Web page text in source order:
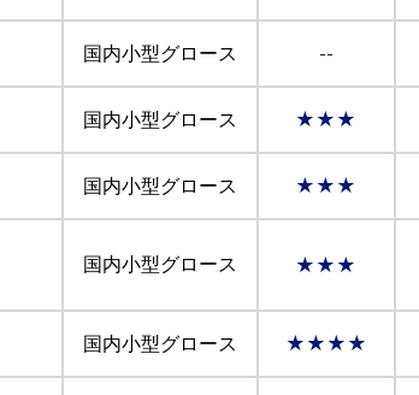
国内小型グロース --
国内小型グロース ★★★
国内小型グロース ★★★
国内小型グロース ★★★
国内小型グロース ★★★★